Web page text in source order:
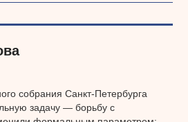
собрания Санкт-Петербурга
задачу — борьбу с